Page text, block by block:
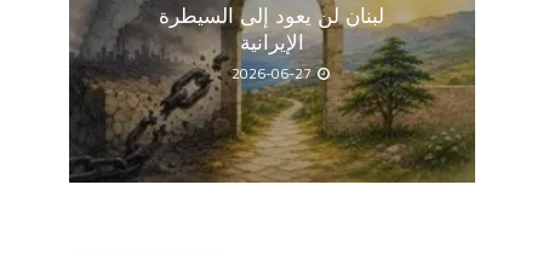
لبنان لن يعود إلى السيطرة
الإيرانية
2026-06-27